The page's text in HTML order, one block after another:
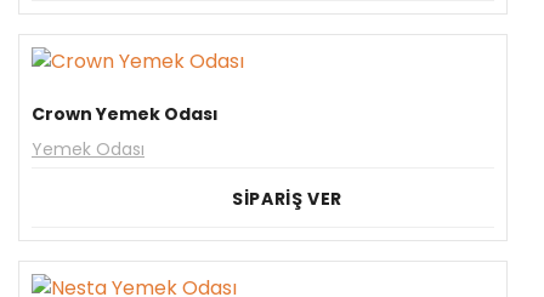
Crown Yemek Odası
Yemek Odası
SİPARİŞ VER